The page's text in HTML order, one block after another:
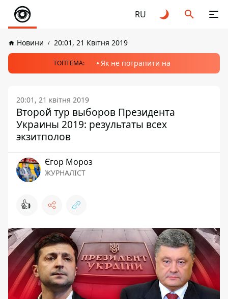
RU
Новини 20:01, 21 Квітня 2019
ТОПТЕМА: Як не потрапити на
20:01, 21 квітня 2019
Второй тур выборов Президента
Украины 2019: результаты всех
экзитполов
Єгор Мороз
ЖУРНАЛІСТ
👍